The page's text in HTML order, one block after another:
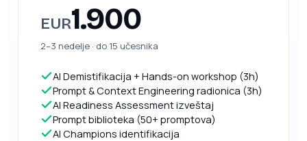
EUR1.900
2–3 nedelje · do 15 učesnika
AI Demistifikacija + Hands-on workshop (3h)
Prompt & Context Engineering radionica (3h)
AI Readiness Assessment izveštaj
Prompt biblioteka (50+ promptova)
AI Champions identifikacija